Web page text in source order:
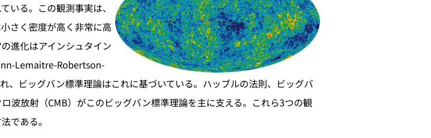
いる。この観測事実は、
さく密度が高く非常に高
進化はアインシュタイン
Lemaitre-Robertson-
、ビッグバン標準理論はこれに基づいている。ハッブルの法則、ビッグバ
波放射（CMB）がこのビッグバン標準理論を主に支える。これら3つの観
である。